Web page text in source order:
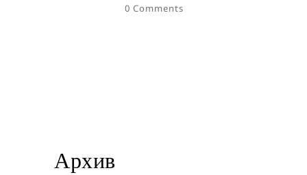
0 Comments
Архив